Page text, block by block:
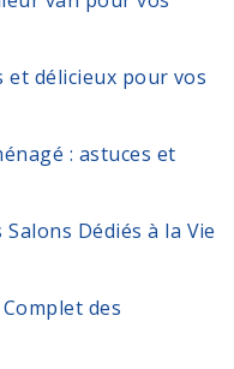
et délicieux pour vos
: astuces et
Dédiés à la Vie
des